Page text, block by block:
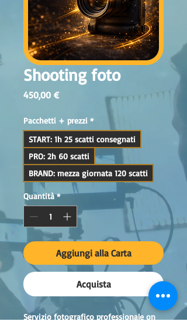
Shooting foto
450,00 €Prezzo
Pacchetti + prezzi *
START: 1h 25 scatti consegnati
PRO: 2h 60 scatti
BRAND: mezza giornata 120 scatti
Quantità *
Aggiungi alla Carta
Acquista
Servizio fotografico professionale on